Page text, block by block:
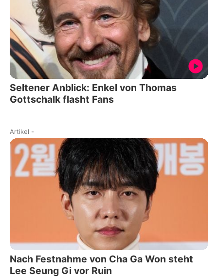
Seltener Anblick: Enkel von Thomas
Gottschalk flasht Fans
Artikel -
Nach Festnahme von Cha Ga Won steht
Lee Seung Gi vor Ruin